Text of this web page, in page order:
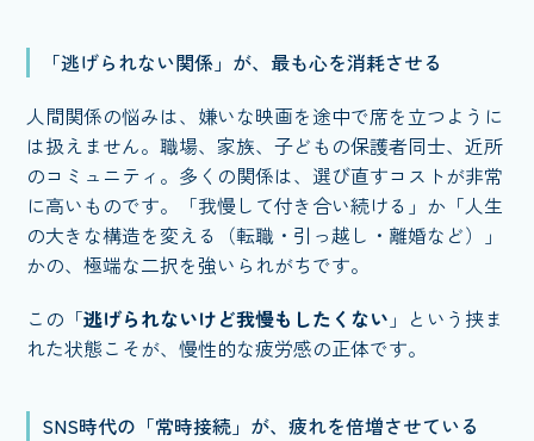
「逃げられない関係」が、最も心を消耗させる
人間関係の悩みは、嫌いな映画を途中で席を立つように
は扱えません。職場、家族、子どもの保護者同士、近所
のコミュニティ。多くの関係は、選び直すコストが非常
に高いものです。「我慢して付き合い続ける」か「人生
の大きな構造を変える（転職・引っ越し・離婚など）」
かの、極端な二択を強いられがちです。
この「逃げられないけど我慢もしたくない 」という挟ま
れた状態こそが、慢性的な疲労感の正体です。
SNS時代の「常時接続」が、疲れを倍増させている